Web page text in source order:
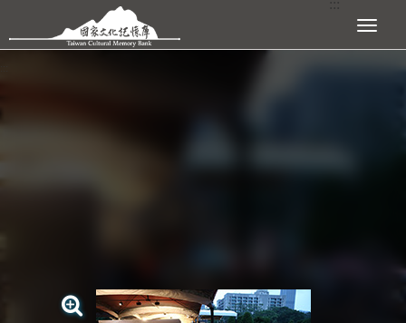
跳到主要內容區塊 展開選單